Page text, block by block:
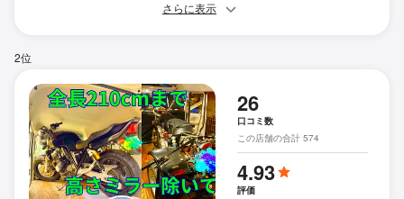
さらに表示
2位
26
口コミ数
この店舗の合計 574
4.93
評価